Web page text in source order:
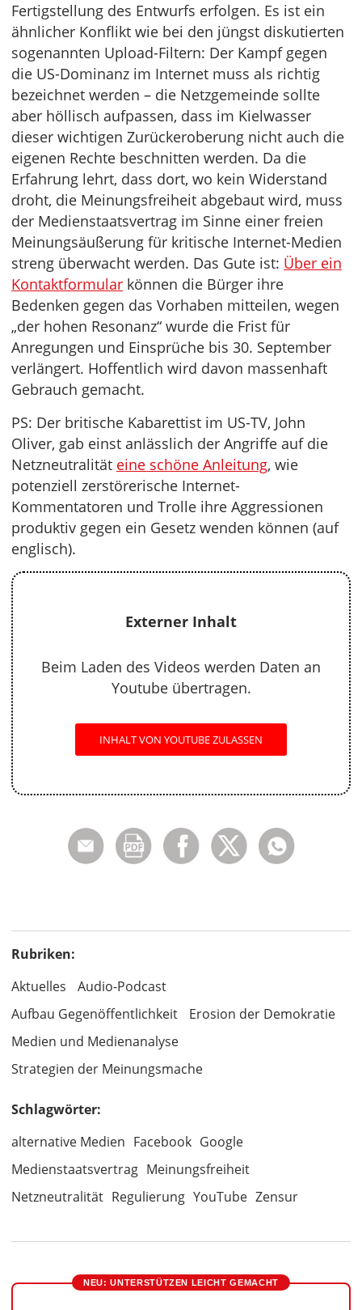
Fertigstellung des Entwurfs erfolgen. Es ist ein
ähnlicher Konflikt wie bei den jüngst diskutierten
sogenannten Upload-Filtern: Der Kampf gegen
die US-Dominanz im Internet muss als richtig
bezeichnet werden – die Netzgemeinde sollte
aber höllisch aufpassen, dass im Kielwasser
dieser wichtigen Zurückeroberung nicht auch die
eigenen Rechte beschnitten werden. Da die
Erfahrung lehrt, dass dort, wo kein Widerstand
droht, die Meinungsfreiheit abgebaut wird, muss
der Medienstaatsvertrag im Sinne einer freien
Meinungsäußerung für kritische Internet-Medien
streng überwacht werden. Das Gute ist: Über ein
Kontaktformular können die Bürger ihre
Bedenken gegen das Vorhaben mitteilen, wegen
„der hohen Resonanz“ wurde die Frist für
Anregungen und Einsprüche bis 30. September
verlängert. Hoffentlich wird davon massenhaft
Gebrauch gemacht.
PS: Der britische Kabarettist im US-TV, John
Oliver, gab einst anlässlich der Angriffe auf die
Netzneutralität eine schöne Anleitung, wie
potenziell zerstörerische Internet-
Kommentatoren und Trolle ihre Aggressionen
produktiv gegen ein Gesetz wenden können (auf
englisch).
Externer Inhalt
Beim Laden des Videos werden Daten an
Youtube übertragen.
INHALT VON YOUTUBE ZULASSEN
Rubriken:
Aktuelles
Audio-Podcast
Aufbau Gegenöffentlichkeit
Erosion der Demokratie
Medien und Medienanalyse
Strategien der Meinungsmache
Schlagwörter:
alternative Medien Facebook Google
Medienstaatsvertrag Meinungsfreiheit
Netzneutralität Regulierung YouTube Zensur
NEU: UNTERSTÜTZEN LEICHT GEMACHT